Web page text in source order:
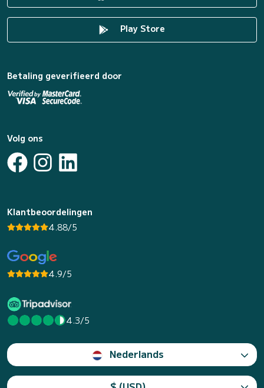
Play Store
Betaling geverifieerd door
Volg ons
Klantbeoordelingen
4.88/5
4.9/5
4.3/5
Nederlands